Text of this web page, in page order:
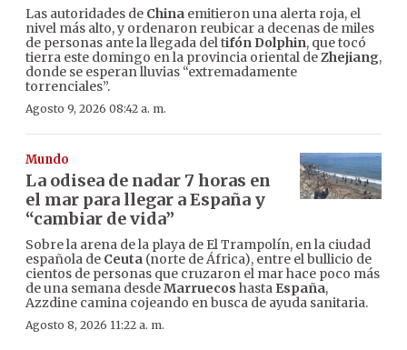
Las autoridades de China emitieron una alerta roja, el
nivel más alto, y ordenaron reubicar a decenas de miles
de personas ante la llegada del tifón Dolphin, que tocó
tierra este domingo en la provincia oriental deZhejiang,
donde se esperan lluvias “extremadamente
torrenciales”.
Agosto 9, 2026 08:42 a. m.
Mundo
La odisea de nadar 7 horas en
el mar para llegar a España y
“cambiar de vida”
Sobre la arena de la playa de El Trampolín, en la ciudad
española de Ceuta (norte de África), entre el bullicio de
cientos de personas que cruzaron el mar hace poco más
de una semana desdeMarruecos hasta España,
Azzdine camina cojeando en busca de ayuda sanitaria.
Agosto 8, 2026 11:22 a. m.